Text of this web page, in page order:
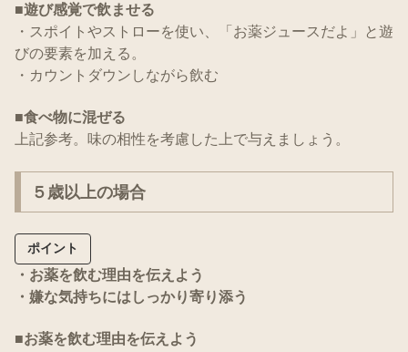
■遊び感覚で飲ませる
・スポイトやストローを使い、「お薬ジュースだよ」と遊
びの要素を加える。
・カウントダウンしながら飲む
■食べ物に混ぜる
上記参考。味の相性を考慮した上で与えましょう。
５歳以上の場合
ポイント
・お薬を飲む理由を伝えよう
・嫌な気持ちにはしっかり寄り添う
■お薬を飲む理由を伝えよう